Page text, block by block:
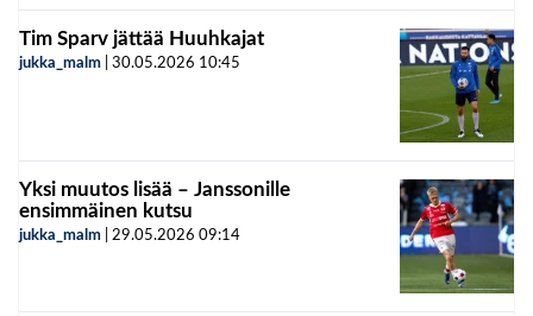
Tim Sparv jättää Huuhkajat
jukka_malm 30.05.2026 10:45
Yksi muutos lisää – Janssonille
ensimmäinen kutsu
jukka_malm 29.05.2026 09:14